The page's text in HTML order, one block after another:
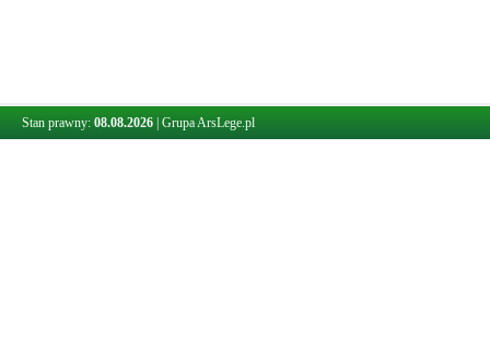
Stan prawny: 08.08.2026 Grupa ArsLege.pl